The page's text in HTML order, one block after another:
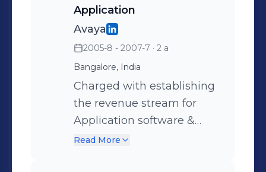
Application
Avaya
2005-8 - 2007-7 · 2 a
Bangalore, India
Charged with establishing
the revenue stream for
Application software &
Professional Services
Read More